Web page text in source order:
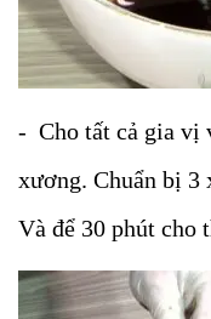
- Cho tất cả gia vị
xương. Chuẩn bị 3
Và để 30 phút cho